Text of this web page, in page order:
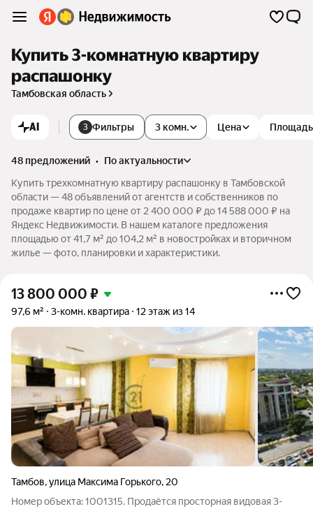
Купить 3-комнатную квартиру
распашонку
Тамбовская область
AI 3 Фильтры 3 комн. Цена Площадь
48 предложений •
по актуальности
Купить трехкомнатную квартиру распашонку в Тамбовской
области — 48 объявлений от агентств и собственников по
продаже квартир по цене от 2 400 000 ₽ до 14 588 000 ₽ на
Яндекс Недвижимости. В нашем каталоге предложения
площадью от 41,7 м² до 104,2 м² в новостройках и вторичном
жилье — фото, планировки и характеристики.
13 800 000 ₽
97,6 м² 3-комн. квартира 12 этаж из 14
Тамбов,улица Максима Горького, 20
Номер объекта: 1001315. Продаётся просторная видовая 3-